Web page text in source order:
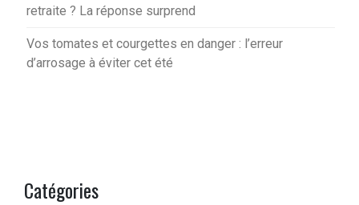
retraite ? La réponse surprend
Vos tomates et courgettes en danger : l’erreur
d’arrosage à éviter cet été
Catégories